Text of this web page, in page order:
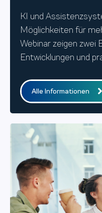
KI und
Möglichkeiten für
Webinar zeigen zwei
Entwicklungen und
Alle Informationen